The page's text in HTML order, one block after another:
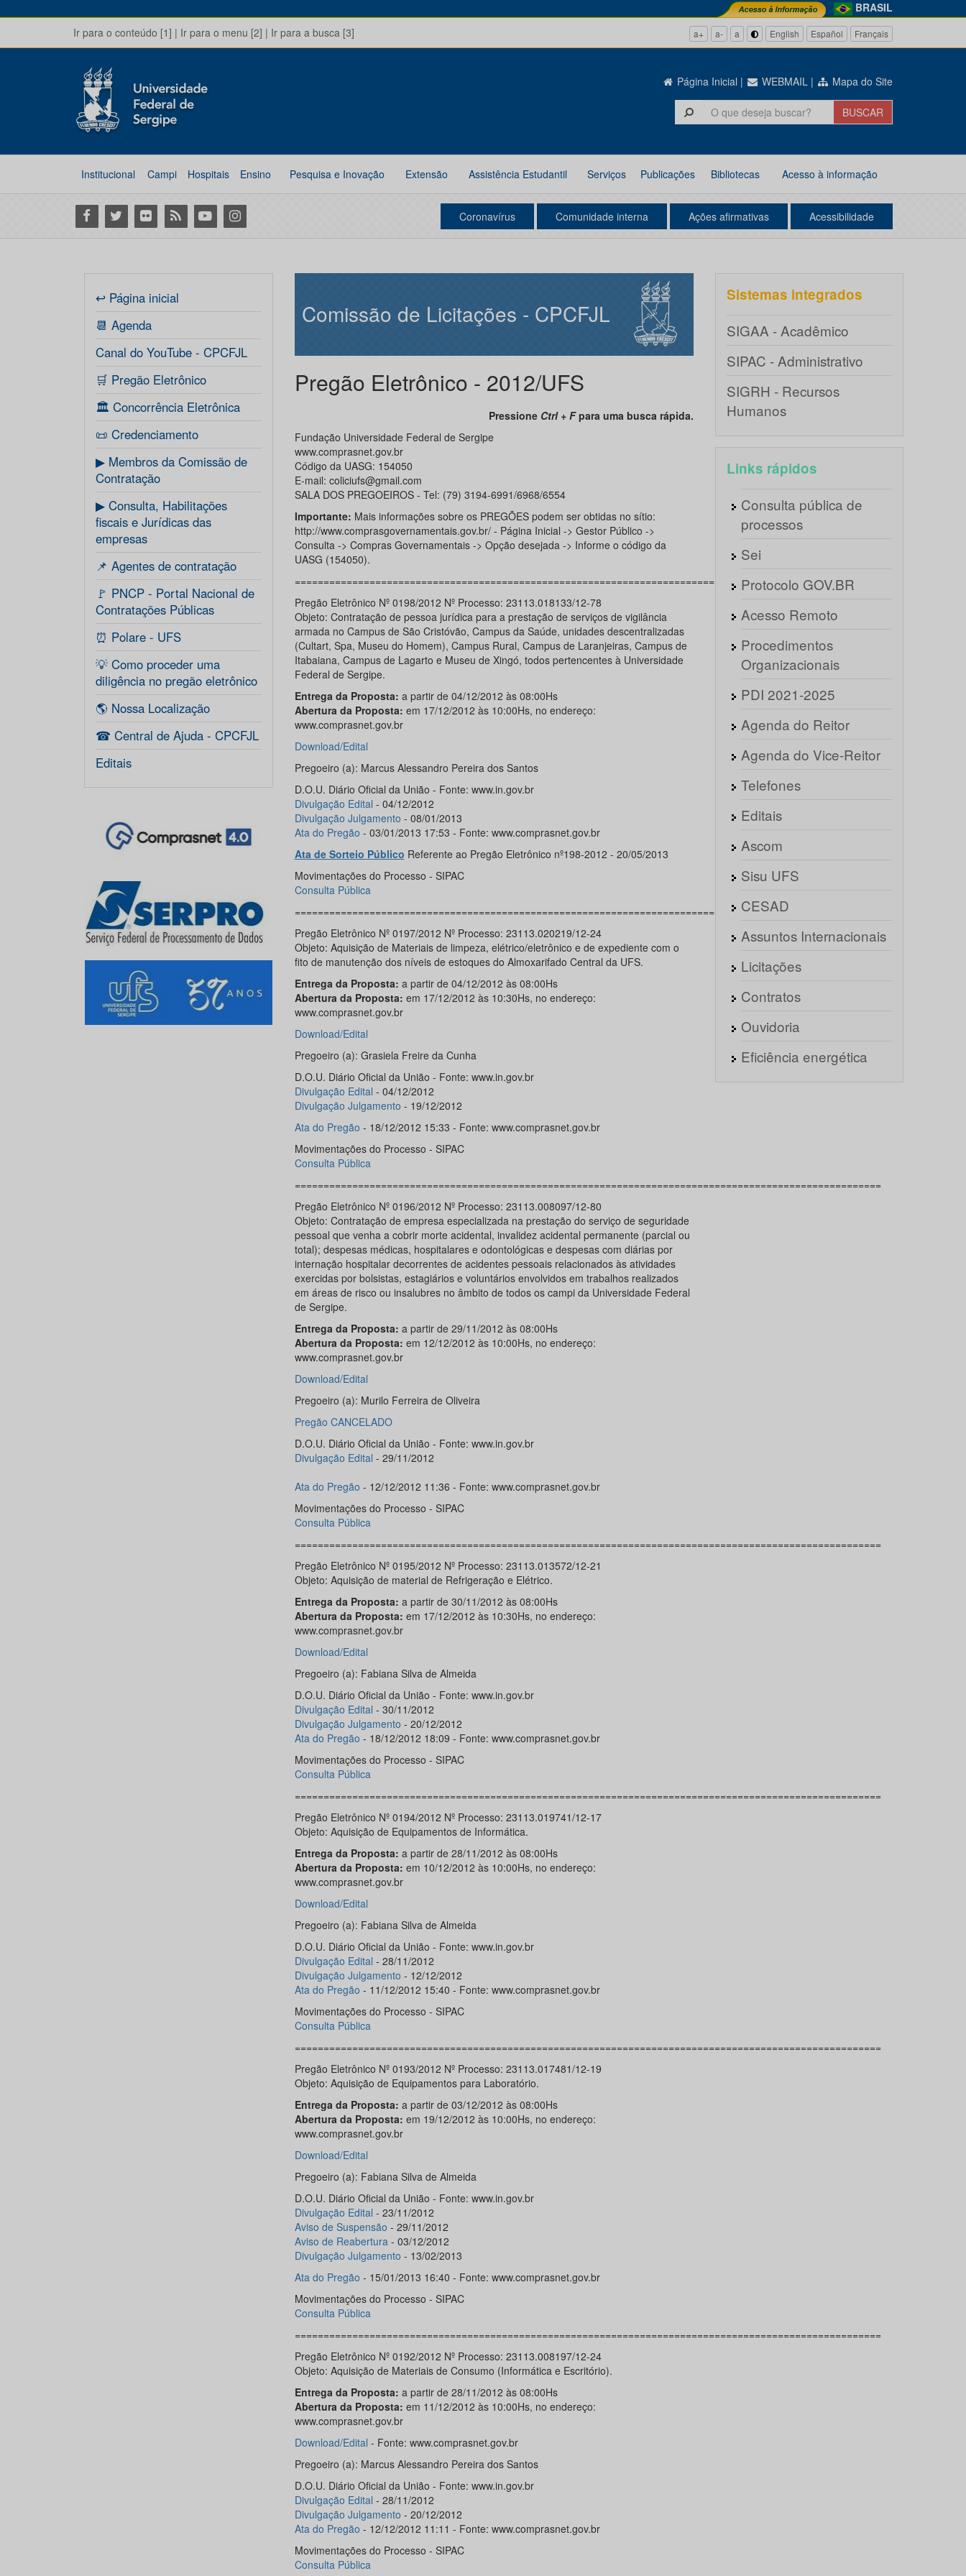
BRASIL
Ir para o conteúdo [1] | Ir para o menu [2] | Ir para a busca [3] a+ a- a English Español Français
Página Inicial | WEBMAIL | Mapa do Site
Institucional Campi Hospitais Ensino Pesquisa e Inovação Extensão Assistência Estudantil Serviços Publicações Bibliotecas Acesso à informação
Facebook
Twitter Flickr RSS YoutubeInstagram Coronavírus Comunidade interna Ações afirmativas Acessibilidade
↩ Página inicial
📆 Agenda
Canal do YouTube - CPCFJL
🛒 Pregão Eletrônico
🏛️ Concorrência Eletrônica
📜 Credenciamento
▶ Membros da Comissão de
Contratação
▶ Consulta, Habilitações
fiscais e Jurídicas das
empresas
📌 Agentes de contratação
🚩 PNCP - Portal Nacional de
Contratações Públicas
⏰ Polare - UFS
💡 Como proceder uma
diligência no pregão eletrônico
🌎 Nossa Localização
☎ Central de Ajuda - CPCFJL
Editais
Comissão de Licitações - CPCFJL
Pregão Eletrônico - 2012/UFS
Pressione Ctrl + Fpara uma busca rápida.
Fundação Universidade Federal de Sergipe
www.comprasnet.gov.br
Código da UASG: 154050
E-mail: coliciufs@gmail.com
SALA DOS PREGOEIROS - Tel: (79) 3194-6991/6968/6554
Importante: Mais informações sobre os PREGÕES podem ser obtidas no sítio:
http://www.comprasgovernamentais.gov.br/ - Página Inicial -> Gestor Público ->
Consulta -> Compras Governamentais -> Opção desejada -> Informe o código da
UASG (154050).
======================================================================================================
Pregão Eletrônico Nº 0198/2012 Nº Processo: 23113.018133/12-78
Objeto: Contratação de pessoa jurídica para a prestação de serviços de vigilância
armada no Campus de São Cristóvão, Campus da Saúde, unidades descentralizadas
(Cultart, Spa, Museu do Homem), Campus Rural, Campus de Laranjeiras, Campus de
Itabaiana, Campus de Lagarto e Museu de Xingó, todos pertencentes à Universidade
Federal de Sergipe.
Entrega da Proposta: a partir de 04/12/2012 às 08:00Hs
Abertura da Proposta: em 17/12/2012 às 10:00Hs, no endereço:
www.comprasnet.gov.br
Download/Edital
Pregoeiro (a): Marcus Alessandro Pereira dos Santos
D.O.U. Diário Oficial da União - Fonte: www.in.gov.br
Divulgação Edital - 04/12/2012
Divulgação Julgamento - 08/01/2013
Ata do Pregão - 03/01/2013 17:53 - Fonte: www.comprasnet.gov.br
Ata de Sorteio Público Referente ao Pregão Eletrônico nº198-2012 - 20/05/2013
Movimentações do Processo - SIPAC
Consulta Pública
======================================================================================================
Pregão Eletrônico Nº 0197/2012 Nº Processo: 23113.020219/12-24
Objeto: Aquisição de Materiais de limpeza, elétrico/eletrônico e de expediente com o
fito de manutenção dos níveis de estoques do Almoxarifado Central da UFS.
Entrega da Proposta: a partir de 04/12/2012 às 08:00Hs
Abertura da Proposta: em 17/12/2012 às 10:30Hs, no endereço:
www.comprasnet.gov.br
Download/Edital
Pregoeiro (a): Grasiela Freire da Cunha
D.O.U. Diário Oficial da União - Fonte: www.in.gov.br
Divulgação Edital - 04/12/2012
Divulgação Julgamento - 19/12/2012
Ata do Pregão - 18/12/2012 15:33 - Fonte: www.comprasnet.gov.br
Movimentações do Processo - SIPAC
Consulta Pública
======================================================================================================
Pregão Eletrônico Nº 0196/2012 Nº Processo: 23113.008097/12-80
Objeto: Contratação de empresa especializada na prestação do serviço de seguridade
pessoal que venha a cobrir morte acidental, invalidez acidental permanente (parcial ou
total); despesas médicas, hospitalares e odontológicas e despesas com diárias por
internação hospitalar decorrentes de acidentes pessoais relacionados às atividades
exercidas por bolsistas, estagiários e voluntários envolvidos em trabalhos realizados
em áreas de risco ou insalubres no âmbito de todos os campi da Universidade Federal
de Sergipe.
Entrega da Proposta: a partir de 29/11/2012 às 08:00Hs
Abertura da Proposta: em 12/12/2012 às 10:00Hs, no endereço:
www.comprasnet.gov.br
Download/Edital
Pregoeiro (a): Murilo Ferreira de Oliveira
Pregão CANCELADO
D.O.U. Diário Oficial da União - Fonte: www.in.gov.br
Divulgação Edital - 29/11/2012
Ata do Pregão - 12/12/2012 11:36 - Fonte: www.comprasnet.gov.br
Movimentações do Processo - SIPAC
Consulta Pública
======================================================================================================
Pregão Eletrônico Nº 0195/2012 Nº Processo: 23113.013572/12-21
Objeto: Aquisição de material de Refrigeração e Elétrico.
Entrega da Proposta: a partir de 30/11/2012 às 08:00Hs
Abertura da Proposta: em 17/12/2012 às 10:30Hs, no endereço:
www.comprasnet.gov.br
Download/Edital
Pregoeiro (a): Fabiana Silva de Almeida
D.O.U. Diário Oficial da União - Fonte: www.in.gov.br
Divulgação Edital - 30/11/2012
Divulgação Julgamento - 20/12/2012
Ata do Pregão - 18/12/2012 18:09 - Fonte: www.comprasnet.gov.br
Movimentações do Processo - SIPAC
Consulta Pública
======================================================================================================
Pregão Eletrônico Nº 0194/2012 Nº Processo: 23113.019741/12-17
Objeto: Aquisição de Equipamentos de Informática.
Entrega da Proposta: a partir de 28/11/2012 às 08:00Hs
Abertura da Proposta: em 10/12/2012 às 10:00Hs, no endereço:
www.comprasnet.gov.br
Download/Edital
Pregoeiro (a): Fabiana Silva de Almeida
D.O.U. Diário Oficial da União - Fonte: www.in.gov.br
Divulgação Edital - 28/11/2012
Divulgação Julgamento - 12/12/2012
Ata do Pregão - 11/12/2012 15:40 - Fonte: www.comprasnet.gov.br
Movimentações do Processo - SIPAC
Consulta Pública
======================================================================================================
Pregão Eletrônico Nº 0193/2012 Nº Processo: 23113.017481/12-19
Objeto: Aquisição de Equipamentos para Laboratório.
Entrega da Proposta: a partir de 03/12/2012 às 08:00Hs
Abertura da Proposta: em 19/12/2012 às 10:00Hs, no endereço:
www.comprasnet.gov.br
Download/Edital
Pregoeiro (a): Fabiana Silva de Almeida
D.O.U. Diário Oficial da União - Fonte: www.in.gov.br
Divulgação Edital - 23/11/2012
Aviso de Suspensão - 29/11/2012
Aviso de Reabertura- 03/12/2012
Divulgação Julgamento - 13/02/2013
Ata do Pregão - 15/01/2013 16:40 - Fonte: www.comprasnet.gov.br
Movimentações do Processo - SIPAC
Consulta Pública
======================================================================================================
Pregão Eletrônico Nº 0192/2012 Nº Processo: 23113.008197/12-24
Objeto: Aquisição de Materiais de Consumo (Informática e Escritório).
Entrega da Proposta: a partir de 28/11/2012 às 08:00Hs
Abertura da Proposta: em 11/12/2012 às 10:00Hs, no endereço:
www.comprasnet.gov.br
Download/Edital - Fonte: www.comprasnet.gov.br
Pregoeiro (a): Marcus Alessandro Pereira dos Santos
D.O.U. Diário Oficial da União - Fonte: www.in.gov.br
Divulgação Edital - 28/11/2012
Divulgação Julgamento - 20/12/2012
Ata do Pregão - 12/12/2012 11:11 - Fonte: www.comprasnet.gov.br
Movimentações do Processo - SIPAC
Consulta Pública
Sistemas integrados
SIGAA - Acadêmico
SIPAC - Administrativo
SIGRH - Recursos
Humanos
Links rápidos
Consulta pública de
processos
Sei
Protocolo GOV.BR
Acesso Remoto
Procedimentos
Organizacionais
PDI 2021-2025
Agenda do Reitor
Agenda do Vice-Reitor
Telefones
Editais
Ascom
Sisu UFS
CESAD
Assuntos Internacionais
Licitações
Contratos
Ouvidoria
Eficiência energética